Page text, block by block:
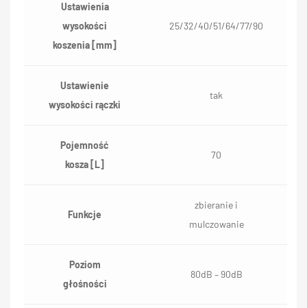
Ustawienia
wysokości
koszenia [mm]
25/32/40/51/64/77/90
Ustawienie
wysokości rączki
tak
Pojemność
kosza [L]
70
Funkcje
zbieranie i
mulczowanie
Poziom
głośności
80dB – 90dB